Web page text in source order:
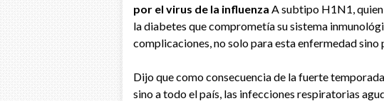
por el virus de la influenza A subtipo H1N1, quien
la diabetes que comprometía su sistema
complicaciones, no solo para esta enfermedad sino
Dijo que como consecuencia de la fuerte
sino a todo el país, las infecciones respiratorias